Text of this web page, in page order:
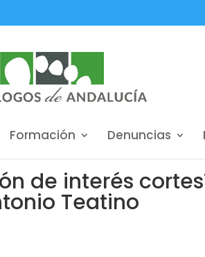
Formación Denuncias
de interés
Teatino